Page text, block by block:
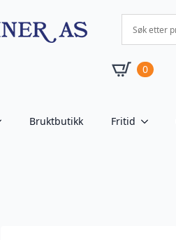
0
Bruktbutikk Fritid